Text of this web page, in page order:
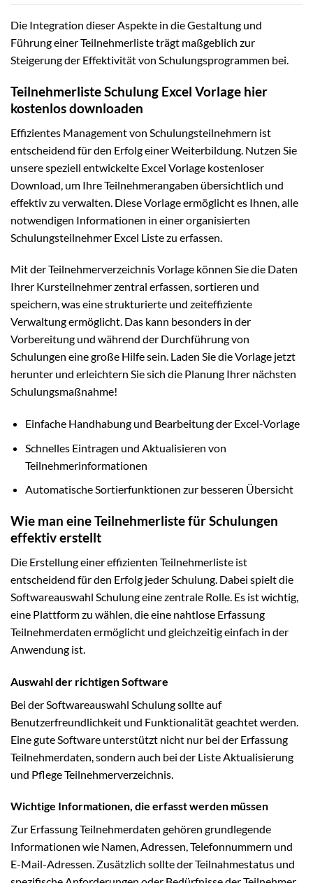
Die Integration dieser Aspekte in die Gestaltung und
Führung einer Teilnehmerliste trägt maßgeblich zur
Steigerung der Effektivität von Schulungsprogrammen bei.
Teilnehmerliste Schulung Excel Vorlage hier
kostenlos downloaden
Effizientes Management von Schulungsteilnehmern ist
entscheidend für den Erfolg einer Weiterbildung. Nutzen Sie
unsere speziell entwickelte Excel Vorlage kostenloser
Download, um Ihre Teilnehmerangaben übersichtlich und
effektiv zu verwalten. Diese Vorlage ermöglicht es Ihnen, alle
notwendigen Informationen in einer organisierten
Schulungsteilnehmer Excel Liste zu erfassen.
Mit der Teilnehmerverzeichnis Vorlage können Sie die Daten
Ihrer Kursteilnehmer zentral erfassen, sortieren und
speichern, was eine strukturierte und zeiteffiziente
Verwaltung ermöglicht. Das kann besonders in der
Vorbereitung und während der Durchführung von
Schulungen eine große Hilfe sein. Laden Sie die Vorlage jetzt
herunter und erleichtern Sie sich die Planung Ihrer nächsten
Schulungsmaßnahme!
Einfache Handhabung und Bearbeitung der Excel-Vorlage
Schnelles Eintragen und Aktualisieren von
Teilnehmerinformationen
Automatische Sortierfunktionen zur besseren Übersicht
Wie man eine Teilnehmerliste für Schulungen
effektiv erstellt
Die Erstellung einer effizienten Teilnehmerliste ist
entscheidend für den Erfolg jeder Schulung. Dabei spielt die
Softwareauswahl Schulung eine zentrale Rolle. Es ist wichtig,
eine Plattform zu wählen, die eine nahtlose Erfassung
Teilnehmerdaten ermöglicht und gleichzeitig einfach in der
Anwendung ist.
Auswahl der richtigen Software
Bei der Softwareauswahl Schulung sollte auf
Benutzerfreundlichkeit und Funktionalität geachtet werden.
Eine gute Software unterstützt nicht nur bei der Erfassung
Teilnehmerdaten, sondern auch bei der Liste Aktualisierung
und Pflege Teilnehmerverzeichnis.
Wichtige Informationen, die erfasst werden müssen
Zur Erfassung Teilnehmerdaten gehören grundlegende
Informationen wie Namen, Adressen, Telefonnummern und
E-Mail-Adressen. Zusätzlich sollte der Teilnahmestatus und